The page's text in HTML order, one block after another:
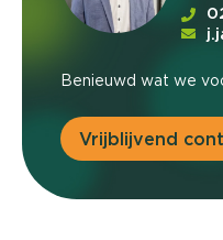
Benieuwd wat we
Vrijblijvend